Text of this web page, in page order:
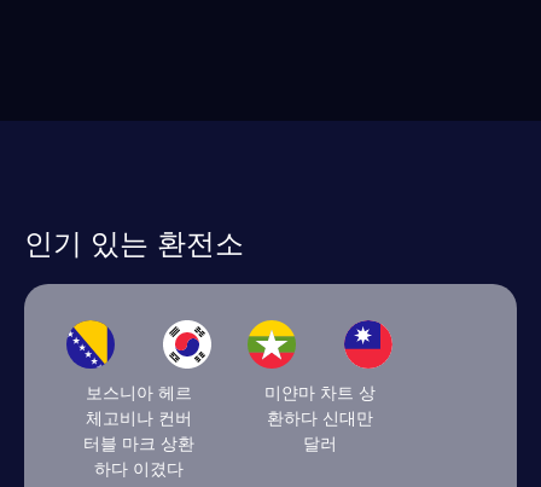
인기 있는 환전소
보스니아 헤르
체고비나 컨버
터블 마크 상환
하다 이겼다
미얀마 차트 상
환하다 신대만
달러